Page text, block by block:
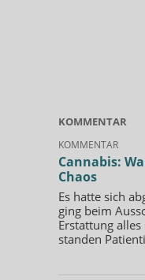
KOMMENTAR
KOMMENTAR
Cannabis:
Chaos
Es hatte sich
ging beim
Erstattung
standen